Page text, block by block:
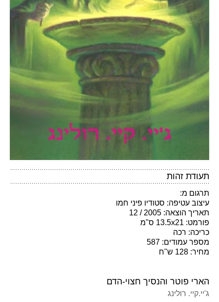
תעודת זהות
תרגום מ:
עיצוב עטיפה: סטודיו פיני חמו
תאריך הוצאה: 2005 / 12
פורמט: 13.5x21 ס"מ
כריכה: רכה
מספר עמודים: 587
מחיר: 128 ש"ח
הארי פוטר והנסיך חצוי-הדם
ג'יי.קיי. רולינג